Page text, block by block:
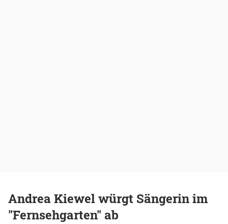
Andrea Kiewel würgt Sängerin im
"Fernsehgarten" ab